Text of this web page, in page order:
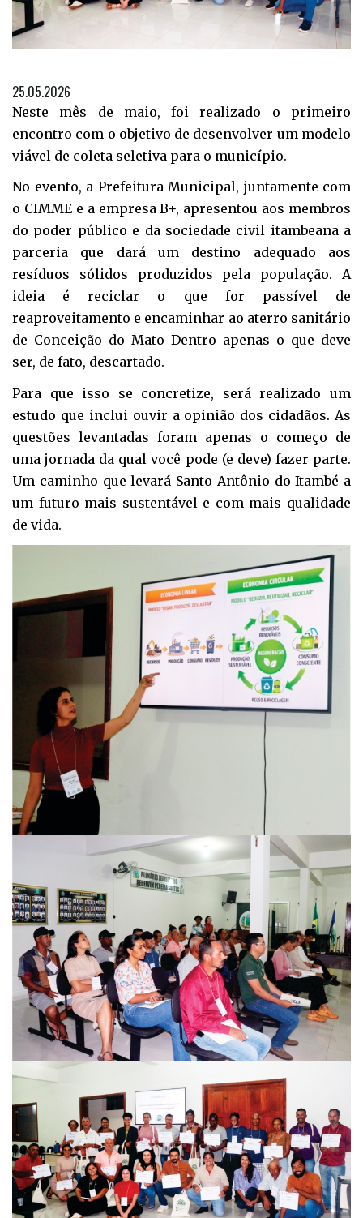
25.05.2026
Neste mês de maio, foi realizado o primeiro
encontro com o objetivo de desenvolver um modelo
viável de coleta seletiva para o município.
No evento, a Prefeitura Municipal, juntamente com
o CIMME e a empresa B+, apresentou aos membros
do poder público e da sociedade civil itambeana a
parceria que dará um destino adequado aos
resíduos sólidos produzidos pela população. A
ideia é reciclar o que for passível de
reaproveitamento e encaminhar ao aterro sanitário
de Conceição do Mato Dentro apenas o que deve
ser, de fato, descartado.
Para que isso se concretize, será realizado um
estudo que inclui ouvir a opinião dos cidadãos. As
questões levantadas foram apenas o começo de
uma jornada da qual você pode (e deve) fazer parte.
Um caminho que levará Santo Antônio do Itambé a
um futuro mais sustentável e com mais qualidade
de vida.